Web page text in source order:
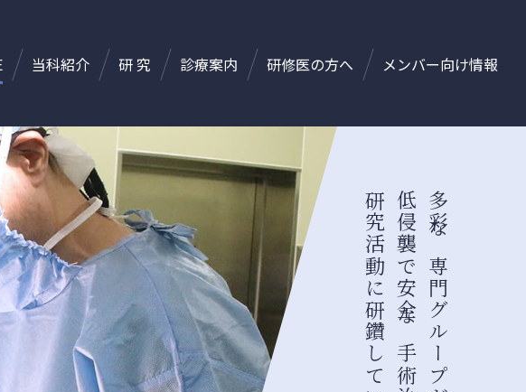
当科紹介 研 究 診療案内 研修医の方へ メンバー向け情報
低侵襲で安全な手術治療と、
研究活動に研鑽しています。